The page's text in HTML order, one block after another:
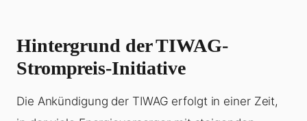
Hintergrund der TIWAG-
Strompreis-Initiative
Die Ankündigung der TIWAG erfolgt in einer Zeit,